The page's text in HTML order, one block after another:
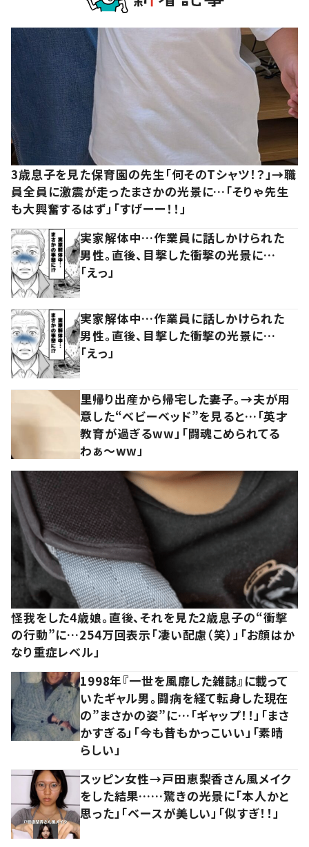
3歳息子を見た保育園の先生「何そのTシャツ！？」→職
員全員に激震が走ったまさかの光景に…「そりゃ先生
も大興奮するはず」「すげーー！！」
実家解体中…作業員に話しかけられた
男性。直後、目撃した衝撃の光景に…
「えっ」
実家解体中…作業員に話しかけられた
男性。直後、目撃した衝撃の光景に…
「えっ」
里帰り出産から帰宅した妻子。→夫が用
意した“ベビーベッド”を見ると…「英才
教育が過ぎるww」「闘魂こめられてる
わぁ～ww」
怪我をした4歳娘。直後、それを見た2歳息子の“衝撃
の行動”に…254万回表示「凄い配慮（笑）」「お顔はか
なり重症レベル」
1998年『一世を風靡した雑誌』に載って
いたギャル男。闘病を経て転身した現在
の”まさかの姿”に…「ギャップ！！」「まさ
かすぎる」「今も昔もかっこいい」「素晴
らしい」
スッピン女性→戸田恵梨香さん風メイク
をした結果……驚きの光景に「本人かと
思った」「ベースが美しい」「似すぎ！！」